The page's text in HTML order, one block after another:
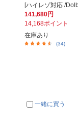
[ハイレゾ対応 /
141,680円
14,168ポイント
在庫あり
(34)
一緒に買う